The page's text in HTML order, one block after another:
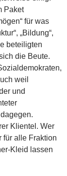
Paket
für was
„Bildung“,
beteiligten
die Beute.
weil
und
Klientel. Wer
für alle Fraktion
Kleid lassen